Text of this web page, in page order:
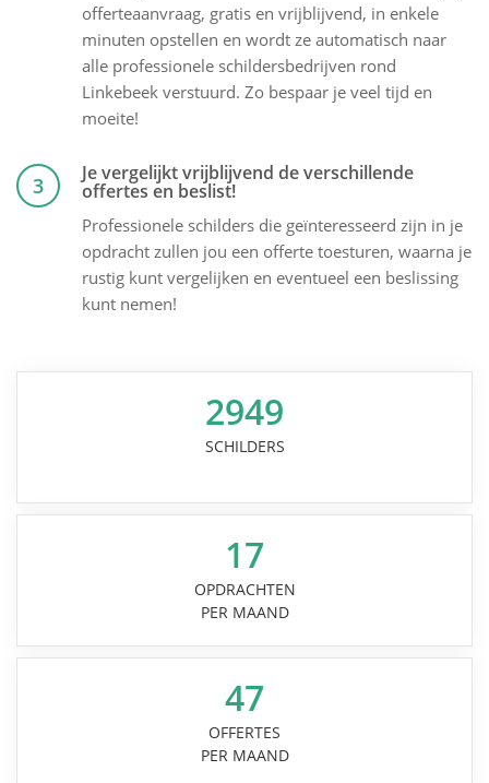
offerteaanvraag, gratis en vrijblijvend, in enkele
minuten opstellen en wordt ze automatisch naar
alle professionele schildersbedrijven rond
Linkebeek verstuurd. Zo bespaar je veel tijd en
moeite!
3 Je vergelijkt vrijblijvend de verschillende
offertes en beslist!
Professionele schilders die geïnteresseerd zijn in je
opdracht zullen jou een offerte toesturen, waarna je
rustig kunt vergelijken en eventueel een beslissing
kunt nemen!
2949
SCHILDERS
17
OPDRACHTEN
PER MAAND
47
OFFERTES
PER MAAND